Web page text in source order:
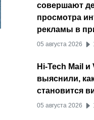
совершают
просмотра
рекламы в
05 августа 2026
Hi-Tech Mail
выяснили,
становится
05 августа 2026